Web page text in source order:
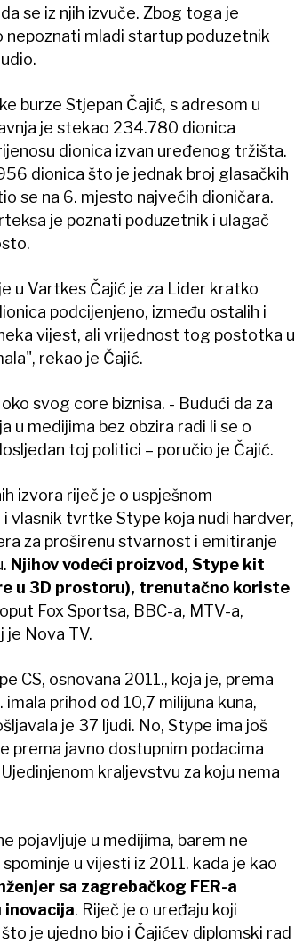
se iz njih izvuče. Zbog toga je
nepoznati mladi startup poduzetnik
burze Stjepan Čajić, s adresom u
je stekao 234.780 dionica
dionica izvan uređenog tržišta.
dionica što je jednak broj glasačkih
se na 6. mjesto najvećih dioničara.
je poznati poduzetnik i ulagač
u Vartkes Čajić je za Lider kratko
podcijenjeno, između ostalih i
vijest, ali vrijednost tog postotka u
rekao je Čajić.
svog core biznisa. - Budući da za
u medijima bez obzira radi li se o
toj politici – poručio je Čajić.
izvora riječ je o uspješnom
vlasnik tvrtke Stype koja nudi hardver,
za proširenu stvarnost i emitiranje
Njihov vodeći proizvod, Stype kit
u 3D prostoru), trenutačno koriste
Fox Sportsa, BBC-a, MTV-a,
je Nova TV.
CS, osnovana 2011., koja je, prema
prihod od 10,7 milijuna kuna,
je 37 ljudi. No, Stype ima još
prema javno dostupnim podacima
kraljevstvu za koju nema
pojavljuje u medijima, barem ne
u vijesti iz 2011. kada je kao
sa zagrebačkog FER-a
inovacija. Riječ je o uređaju koji
je ujedno bio i Čajićev diplomski rad